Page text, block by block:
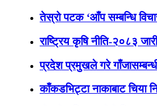
तेस्रो पटक ‘आँप सम्बन्धि
राष्ट्रिय कृषि नीति-२०८३ जारी
प्रदेश प्रमुखले गरे
काँकडभिट्टा नाकाबाट चिया